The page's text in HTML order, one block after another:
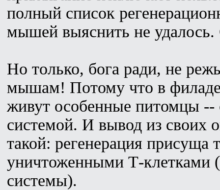
полный список
мышей выяснить не
Но только, бога ради, не
мышам! Потому что в
живут особенные питомцы
системой. И вывод из своих
такой: регенерация присуща
уничтоженными Т-клетками
системы).